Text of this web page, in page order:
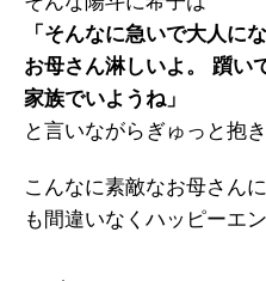
「そんなに急いで大人に
お母さん淋しいよ。 躓い
家族でいようね」
と言いながらぎゅっと抱
こんなに素敵なお母さん
も間違いなくハッピーエ